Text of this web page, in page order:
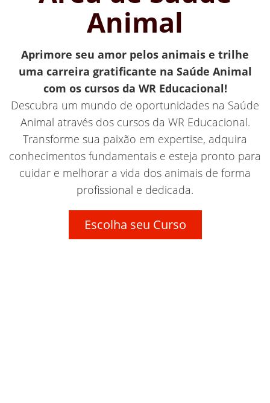
Animal
Aprimore seu amor pelos animais e trilhe
uma carreira gratificante na Saúde Animal
com os cursos da WR Educacional!
Descubra um mundo de oportunidades na Saúde
Animal através dos cursos da WR Educacional.
Transforme sua paixão em expertise, adquira
conhecimentos fundamentais e esteja pronto para
cuidar e melhorar a vida dos animais de forma
profissional e dedicada.
Escolha seu Curso